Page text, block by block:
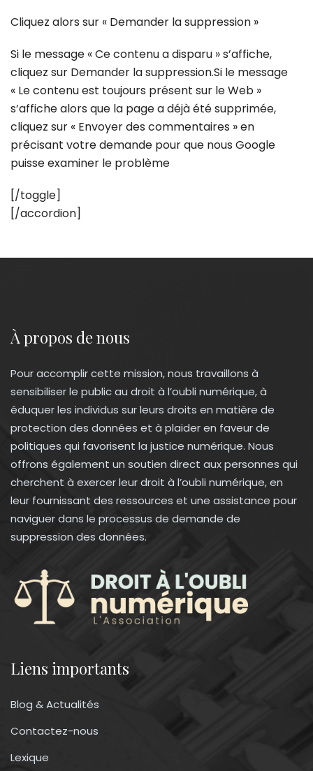
Cliquez alors sur « Demander la suppression »
Si le message « Ce contenu a disparu » s’affiche,
cliquez sur Demander la suppression.Si le message
« Le contenu est toujours présent sur le Web »
s’affiche alors que la page a déjà été supprimée,
cliquez sur « Envoyer des commentaires » en
précisant votre demande pour que nous Google
puisse examiner le problème
[/toggle]
[/accordion]
À propos de nous
Pour accomplir cette mission, nous travaillons à
sensibiliser le public au droit à l’oubli numérique, à
éduquer les individus sur leurs droits en matière de
protection des données et à plaider en faveur de
politiques qui favorisent la justice numérique. Nous
offrons également un soutien direct aux personnes qui
cherchent à exercer leur droit à l’oubli numérique, en
leur fournissant des ressources et une assistance pour
naviguer dans le processus de demande de
suppression des données.
Liens importants
Blog & Actualités
Contactez-nous
Lexique